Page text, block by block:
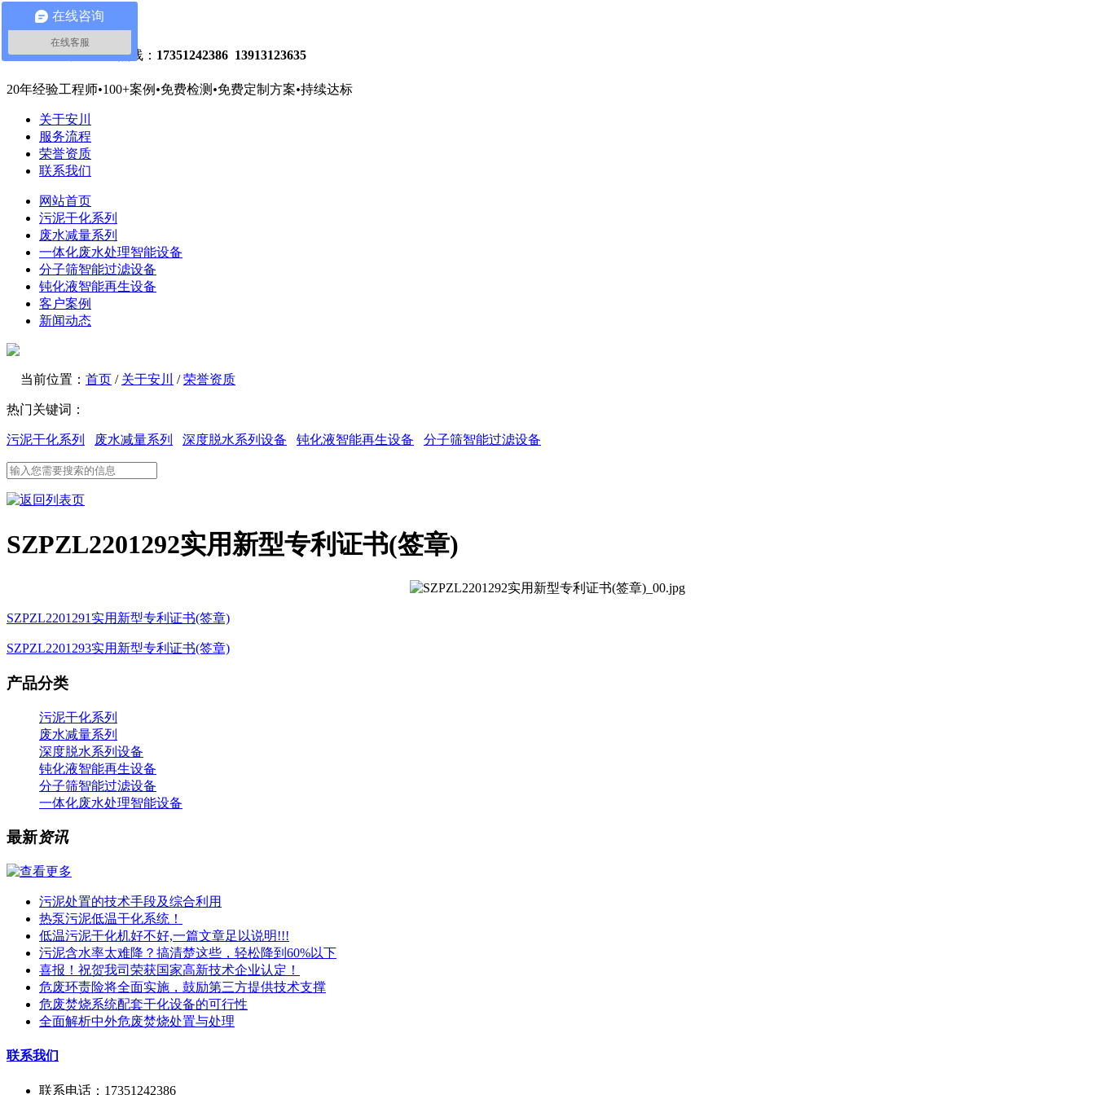
关注微信
网站地图
危废减量处理热线： 17351242386 13913123635
20年经验工程师•100+案例 •免费检测 •免费定制方案•持续达标
关于安川
服务流程
荣誉资质
联系我们
网站首页
污泥干化系列
废水减量系列
一体化废水处理智能设备
分子筛智能过滤设备
钝化液智能再生设备
客户案例
新闻动态
当前位置： 首页 / 关于安川 /荣誉资质
热门关键词：
污泥干化系列 废水减量系列 深度脱水系列设备 钝化液智能再生设备 分子筛智能过滤设备
SZPZL2201292实用新型专利证书(签章)
SZPZL2201291实用新型专利证书(签章)
SZPZL2201293实用新型专利证书(签章)
产品分类
污泥干化系列
废水减量系列
深度脱水系列设备
钝化液智能再生设备
分子筛智能过滤设备
一体化废水处理智能设备
最新资讯
污泥处置的技术手段及综合利用
热泵污泥低温干化系统！
低温污泥干化机好不好,一篇文章足以说明!!!
污泥含水率太难降？搞清楚这些，轻松降到60%以下
喜报！祝贺我司荣获国家高新技术企业认定！
危废环责险将全面实施，鼓励第三方提供技术支撑
危废焚烧系统配套干化设备的可行性
全面解析中外危废焚烧处置与处理
联系我们
联系电话：17351242386
在线咨询
在线客服